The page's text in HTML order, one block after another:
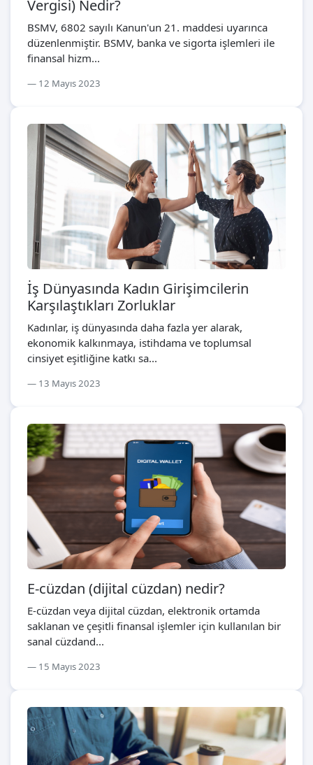
Vergisi) Nedir?
BSMV, 6802 sayılı Kanun'un 21. maddesi uyarınca
düzenlenmiştir. BSMV, banka ve sigorta işlemleri ile
finansal hizm...
12 Mayıs 2023
İş Dünyasında Kadın Girişimcilerin
Karşılaştıkları Zorluklar
Kadınlar, iş dünyasında daha fazla yer alarak,
ekonomik kalkınmaya, istihdama ve toplumsal
cinsiyet eşitliğine katkı sa...
13 Mayıs 2023
E-cüzdan (dijital cüzdan) nedir?
E-cüzdan veya dijital cüzdan, elektronik ortamda
saklanan ve çeşitli finansal işlemler için kullanılan bir
sanal cüzdand...
15 Mayıs 2023